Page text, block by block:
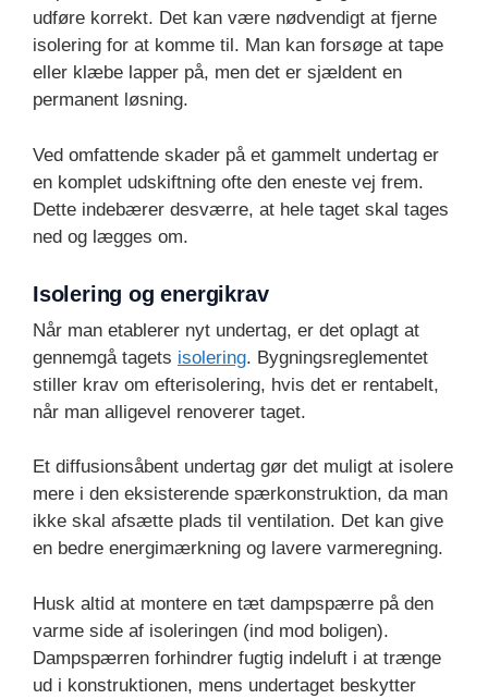
udføre korrekt. Det kan være nødvendigt at fjerne
isolering for at komme til. Man kan forsøge at tape
eller klæbe lapper på, men det er sjældent en
permanent løsning.
Ved omfattende skader på et gammelt undertag er
en komplet udskiftning ofte den eneste vej frem.
Dette indebærer desværre, at hele taget skal tages
ned og lægges om.
Isolering og energikrav
Når man etablerer nyt undertag, er det oplagt at
gennemgå tagets isolering. Bygningsreglementet
stiller krav om efterisolering, hvis det er rentabelt,
når man alligevel renoverer taget.
Et diffusionsåbent undertag gør det muligt at isolere
mere i den eksisterende spærkonstruktion, da man
ikke skal afsætte plads til ventilation. Det kan give
en bedre energimærkning og lavere varmeregning.
Husk altid at montere en tæt dampspærre på den
varme side af isoleringen (ind mod boligen).
Dampspærren forhindrer fugtig indeluft i at trænge
ud i konstruktionen, mens undertaget beskytter